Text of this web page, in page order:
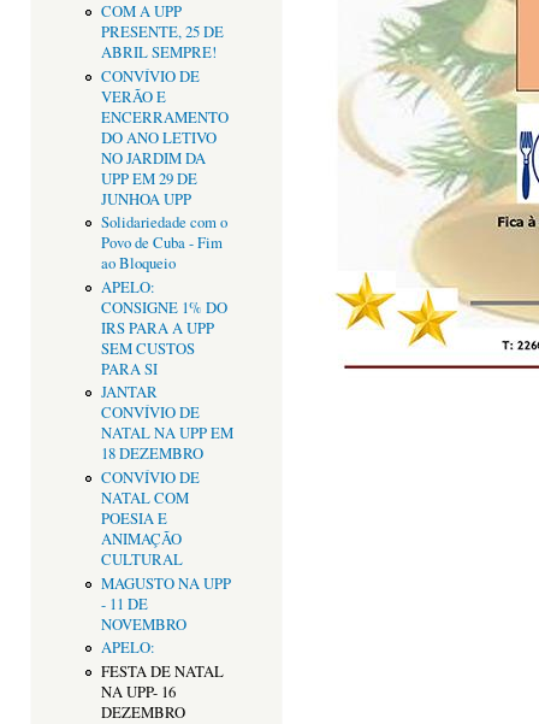
COM A UPP
PRESENTE, 25 DE
ABRIL SEMPRE!
CONVÍVIO DE
VERÃO E
ENCERRAMENTO
DO ANO LETIVO
NO JARDIM DA
UPP EM 29 DE
JUNHOA UPP
Solidariedade com o
Povo de Cuba - Fim
ao Bloqueio
APELO:
CONSIGNE 1% DO
IRS PARA A UPP
SEM CUSTOS
PARA SI
JANTAR
CONVÍVIO DE
NATAL NA UPP EM
18 DEZEMBRO
CONVÍVIO DE
NATAL COM
POESIA E
ANIMAÇÃO
CULTURAL
MAGUSTO NA UPP
- 11 DE
NOVEMBRO
APELO:
FESTA DE NATAL
NA UPP- 16
DEZEMBRO